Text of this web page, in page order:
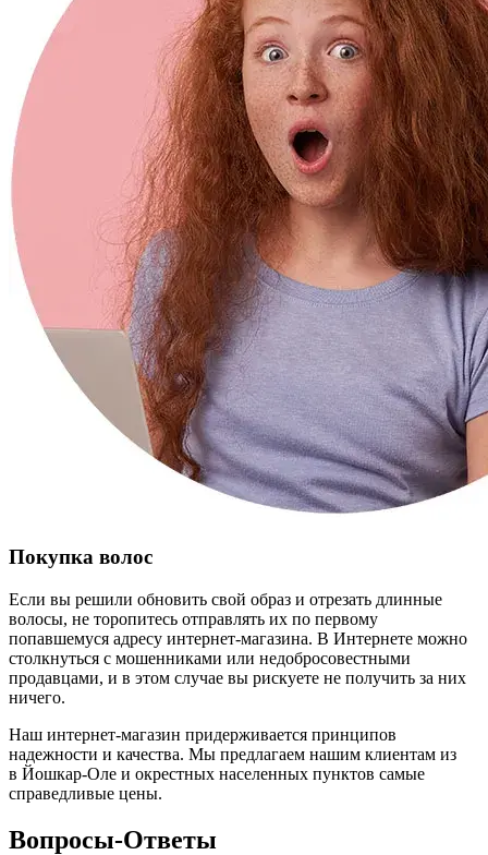
Покупка волос
Если вы решили обновить свой образ и отрезать длинные
волосы, не торопитесь отправлять их по первому
попавшемуся адресу интернет-магазина. В Интернете можно
столкнуться с мошенниками или недобросовестными
продавцами, и в этом случае вы рискуете не получить за них
ничего.
Наш интернет-магазин придерживается принципов
надежности и качества. Мы предлагаем нашим клиентам из
в Йошкар-Оле и окрестных населенных пунктов самые
справедливые цены.
Вопросы-Ответы